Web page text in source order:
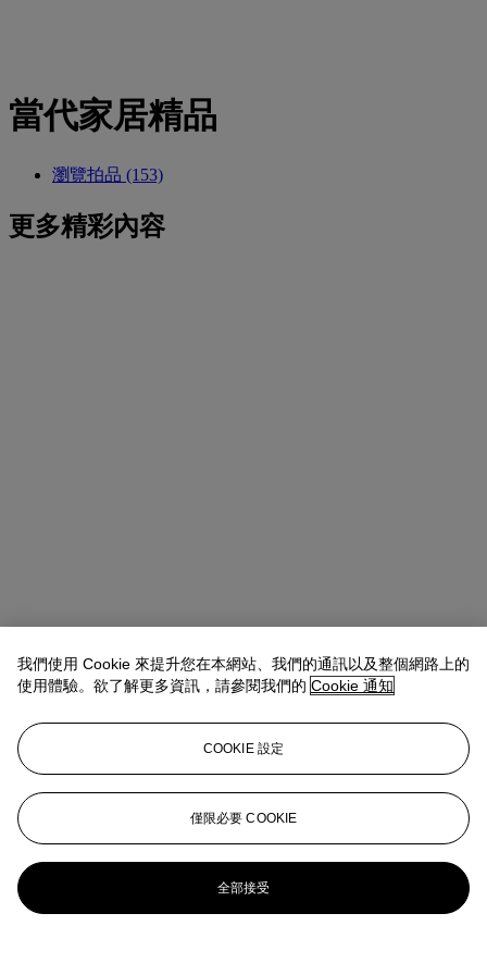
當代家居精品
瀏覽拍品 (153)
更多精彩內容
我們使用 Cookie 來提升您在本網站、我們的通訊以及整個網路上的
使用體驗。欲了解更多資訊，請參閱我們的 Cookie 通知
COOKIE 設定
僅限必要 COOKIE
全部接受